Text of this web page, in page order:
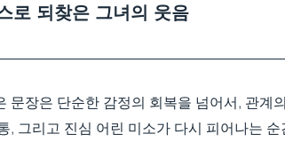
로 되찾은 그녀의 웃음
문장은 단순한 감정의 회복을 넘어서, 관계
그리고 진심 어린 미소가 다시 피어나는 순